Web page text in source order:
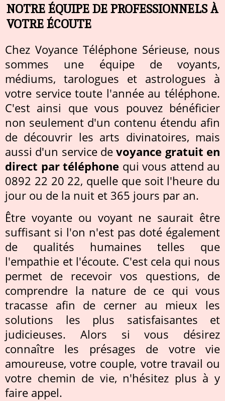
NOTRE ÉQUIPE DE PROFESSIONNELS À
VOTRE ÉCOUTE
Chez Voyance Téléphone Sérieuse, nous
sommes une équipe de voyants,
médiums, tarologues et astrologues à
votre service toute l'année au téléphone.
C'est ainsi que vous pouvez bénéficier
non seulement d'un contenu étendu afin
de découvrir les arts divinatoires, mais
aussi d'un service devoyance gratuit en
direct par téléphone qui vous attend au
0892 22 20 22, quelle que soit l'heure du
jour ou de la nuit et 365 jours par an.
Être voyante ou voyant ne saurait être
suffisant si l'on n'est pas doté également
de qualités humaines telles que
l'empathie et l'écoute. C'est cela qui nous
permet de recevoir vos questions, de
comprendre la nature de ce qui vous
tracasse afin de cerner au mieux les
solutions les plus satisfaisantes et
judicieuses. Alors si vous désirez
connaître les présages de votre vie
amoureuse, votre couple, votre travail ou
votre chemin de vie, n'hésitez plus à y
faire appel.